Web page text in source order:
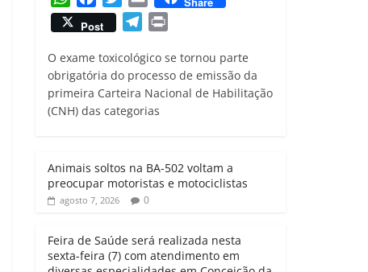
h
a
t
s
A
p
a
c
e
b
o
o
w
i
t
t
e
r
m
a
i
l
Post
l
e
g
r
i
n
t
O exame toxicológico se tornou parte
obrigatória do processo de emissão da
primeira Carteira Nacional de Habilitação
(CNH) das categorias
Animais soltos na BA-502 voltam a
preocupar motoristas e motociclistas
agosto 7, 2026 0
Feira de Saúde será realizada nesta
sexta-feira (7) com atendimento em